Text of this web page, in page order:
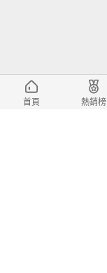
首頁 熱銷榜